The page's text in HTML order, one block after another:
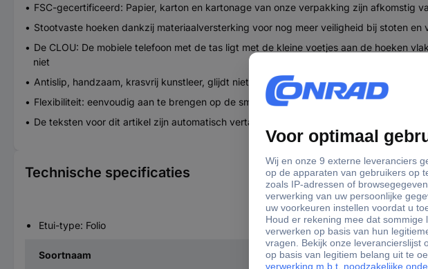
FSC-gecertificeerd: Papier, karton en kartonage van onze verpakking zijn afkomstig
Stootvaste hoeken dankzij materiaalversterking voor nog meer veiligheid bij stoten en
De CLOU: De mobiele telefoon met de tas ligt met de kleine voetjes aan de hoeken
niet
Antislip, handzaam, krasvrij kunstleer, glijdt niet zo gemakkelijk uit de hand, van de
Flexibiliteit: eenvoudig aan te brengen op de smartphone
De teksten voor dit artikel zijn automatisch vertaald.
Technische specificaties
Etui-type: Folio
Soortnaam